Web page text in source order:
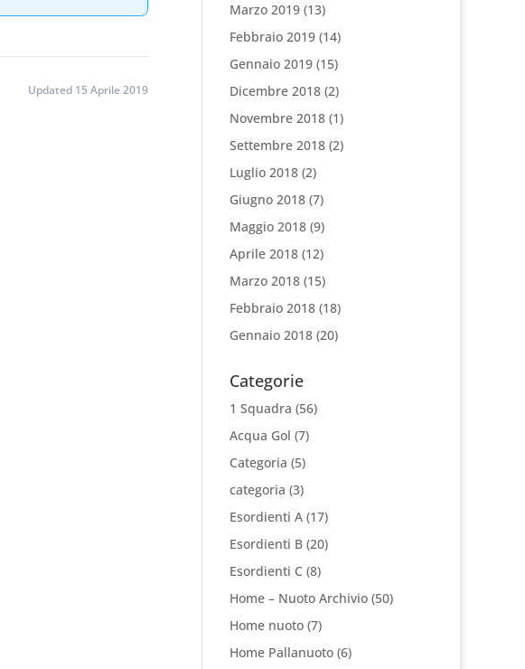
Updated 15 Aprile 2019
Marzo 2019(13)
Febbraio 2019(14)
Gennaio 2019(15)
Dicembre 2018(2)
Novembre 2018(1)
Settembre 2018(2)
Luglio 2018(2)
Giugno 2018(7)
Maggio 2018(9)
Aprile 2018(12)
Marzo 2018(15)
Febbraio 2018(18)
Gennaio 2018(20)
Categorie
1 Squadra (56)
Acqua Gol (7)
Categoria (5)
categoria (3)
Esordienti A(17)
Esordienti B(20)
Esordienti C (8)
Home – Nuoto Archivio(50)
Home nuoto(7)
Home Pallanuoto(6)